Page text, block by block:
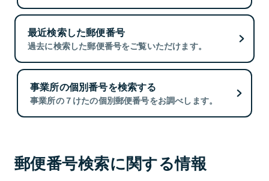
最近検索した郵便番号
過去に検索した郵便番号をご覧いただけます。
事業所の個別番号を検索する
事業所の７けたの個別郵便番号をお調べします。
郵便番号検索に関する情報